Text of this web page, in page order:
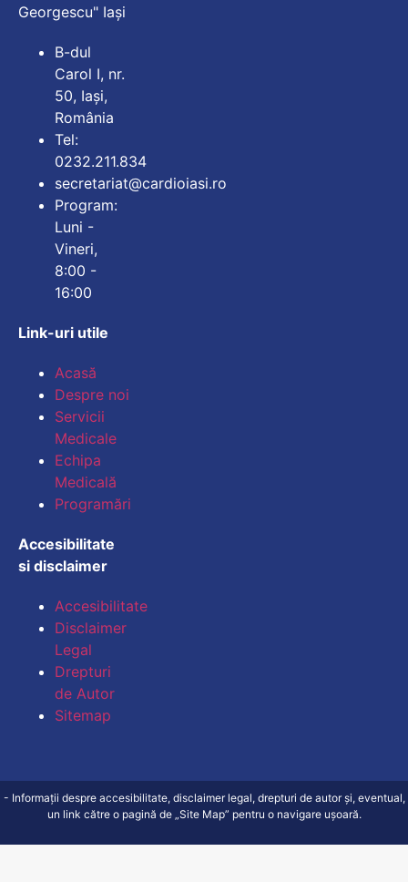
Georgescu" Iași
B-dul
Carol I, nr.
50, Iași,
România
Tel:
0232.211.834
secretariat@cardioiasi.ro
Program:
Luni -
Vineri,
8:00 -
16:00
Link-uri utile
Acasă
Despre noi
Servicii
Medicale
Echipa
Medicală
Programări
Accesibilitate
si disclaimer
Accesibilitate
Disclaimer
Legal
Drepturi
de Autor
Sitemap
- Informații despre accesibilitate, disclaimer legal, drepturi de autor și, eventual,
un link către o pagină de „Site Map” pentru o navigare ușoară.
Mărește